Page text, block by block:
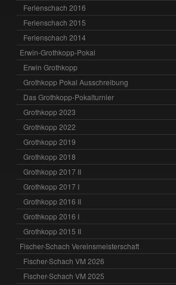
Ferienschach 2016
Ferienschach 2015
Ferienschach 2014
Erwin-Grothkopp-Pokal
Erwin Grothkopp
Grothkopp Pokal Ausschreibung
Das Grothkopp-Pokalturnier
Grothkopp 2023
Grothkopp 2022
Grothkopp 2019
Grothkopp 2018
Grothkopp 2017 II
Grothkopp 2017 I
Grothkopp 2016 II
Grothkopp 2016 I
Grothkopp 2015 II
Fischer-Schach Vereinsmeisterschaft
Fischer-Schach VM 2026
Fischer-Schach VM 2025